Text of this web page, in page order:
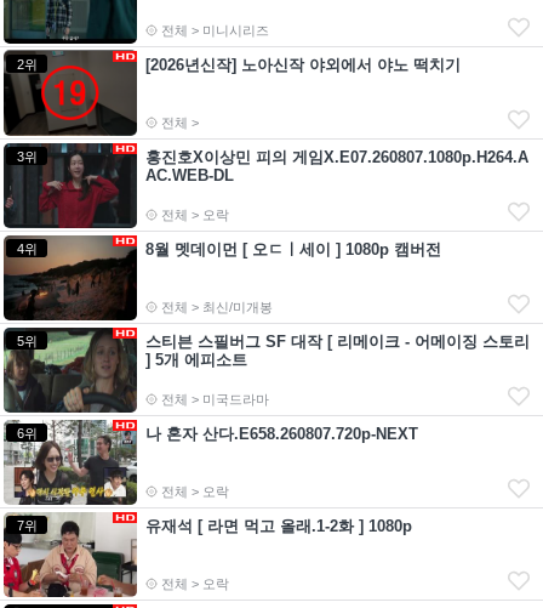
전체 > 미니시리즈
2위 [2026년신작] 노아신작 야외에서 야노 떡치기
전체 >
3위
홍진호X이상민 피의 게임X.E07.260807.1080p.H264.A
AC.WEB-DL
전체 > 오락
4위 8월 멧데이먼 [ 오ㄷㅣ세이 ] 1080p 캠버전
전체 > 최신/미개봉
5위
스티븐 스필버그 SF 대작 [ 리메이크 - 어메이징 스토리
] 5개 에피소트
전체 > 미국드라마
6위 나 혼자 산다.E658.260807.720p-NEXT
전체 > 오락
7위 유재석 [ 라면 먹고 올래.1-2화 ] 1080p
전체 > 오락